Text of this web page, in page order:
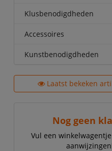
Klusbenodigdheden
Accessoires
Kunstbenodigdheden
Laatst bekeken
Nog geen
Vul een